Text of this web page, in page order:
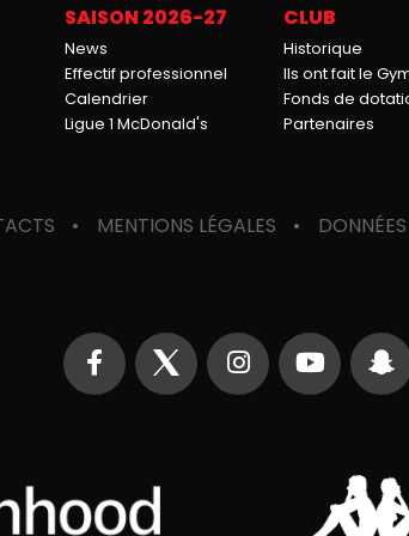
SAISON 2026-27
News
Effectif professionnel
Calendrier
Ligue 1 McDonald's
CLUB
Historique
Ils ont fait le
Fonds de
Partenaires
MENTIONS LÉGALES